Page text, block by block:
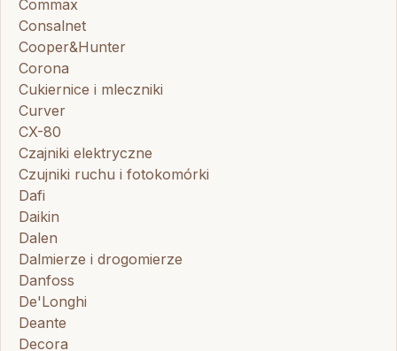
Commax
Consalnet
Cooper&Hunter
Corona
Cukiernice i mleczniki
Curver
CX-80
Czajniki elektryczne
Czujniki ruchu i fotokomórki
Dafi
Daikin
Dalen
Dalmierze i drogomierze
Danfoss
De'Longhi
Deante
Decora